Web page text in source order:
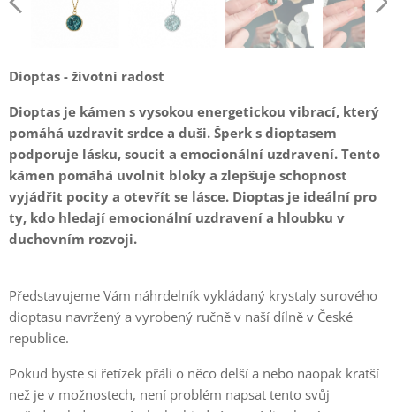
Dioptas - životní radost
Dioptas je kámen s vysokou energetickou vibrací, který
pomáhá uzdravit srdce a duši. Šperk s dioptasem
podporuje lásku, soucit a emocionální uzdravení. Tento
kámen pomáhá uvolnit bloky a zlepšuje schopnost
vyjádřit pocity a otevřít se lásce. Dioptas je ideální pro
ty, kdo hledají emocionální uzdravení a hloubku v
duchovním rozvoji.
Představujeme Vám náhrdelník vykládaný krystaly surového
dioptasu navržený a vyrobený ručně v naší dílně v České
republice.
Pokud byste si řetízek přáli o něco delší a nebo naopak kratší
než je v možnostech, není problém napsat tento svůj